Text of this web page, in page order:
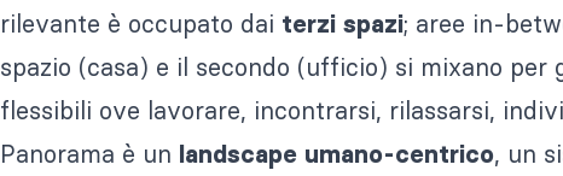
rilevante è occupato dai terzi spazi; aree in-
spazio (casa) e il secondo (ufficio) si mixano per
flessibili ove lavorare, incontrarsi, rilassarsi,
Panorama è un landscape umano-centrico, un